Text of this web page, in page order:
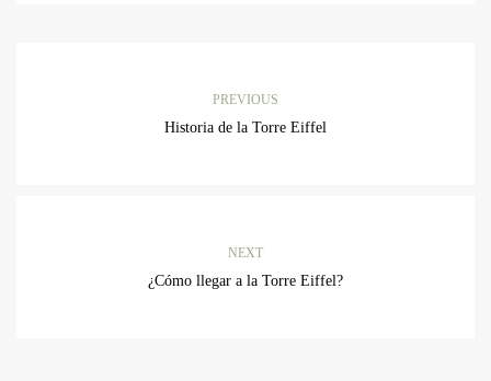
PREVIOUS
Historia de la Torre Eiffel
NEXT
¿Cómo llegar a la Torre Eiffel?